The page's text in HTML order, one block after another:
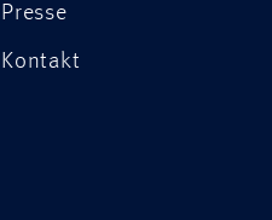
Presse
Kontakt